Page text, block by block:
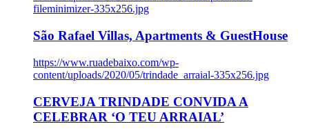
fileminimizer-335x256.jpg
São Rafael Villas, Apartments & GuestHouse
https://www.ruadebaixo.com/wp-
content/uploads/2020/05/trindade_arraial-335x256.jpg
CERVEJA TRINDADE CONVIDA A
CELEBRAR ‘O TEU ARRAIAL’